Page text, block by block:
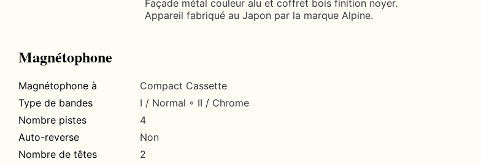
Façade métal couleur alu et coffret bois finition noyer.
Appareil fabriqué au Japon par la marque Alpine.
Magnétophone
Magnétophone à
Compact Cassette
Type de bandes
I / Normal ◦ II / Chrome
Nombre pistes
4
Auto-reverse
Non
Nombre de têtes
2